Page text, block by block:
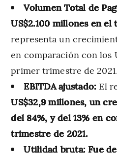
Volumen Total de
US$2.100 millones en
representa un
en comparación con los
primer trimestre de
EBITDA ajustado: El
US$32,9 millones, un
del 84%, y del 13% en
trimestre de 2021.
Utilidad bruta: Fue